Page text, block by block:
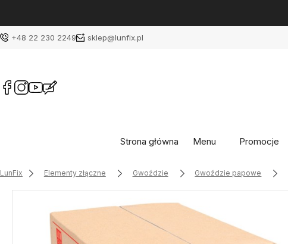
+48 22 230 2249 sklep@lunfix.pl
Strona główna Menu Promocje
LunFix Elementy złączne Gwoździe Gwoździe papowe